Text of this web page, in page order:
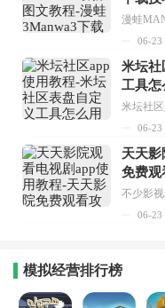
06-23
米坛社
工具怎
06-23
天天影
免费观
06-23
模拟经营排行榜